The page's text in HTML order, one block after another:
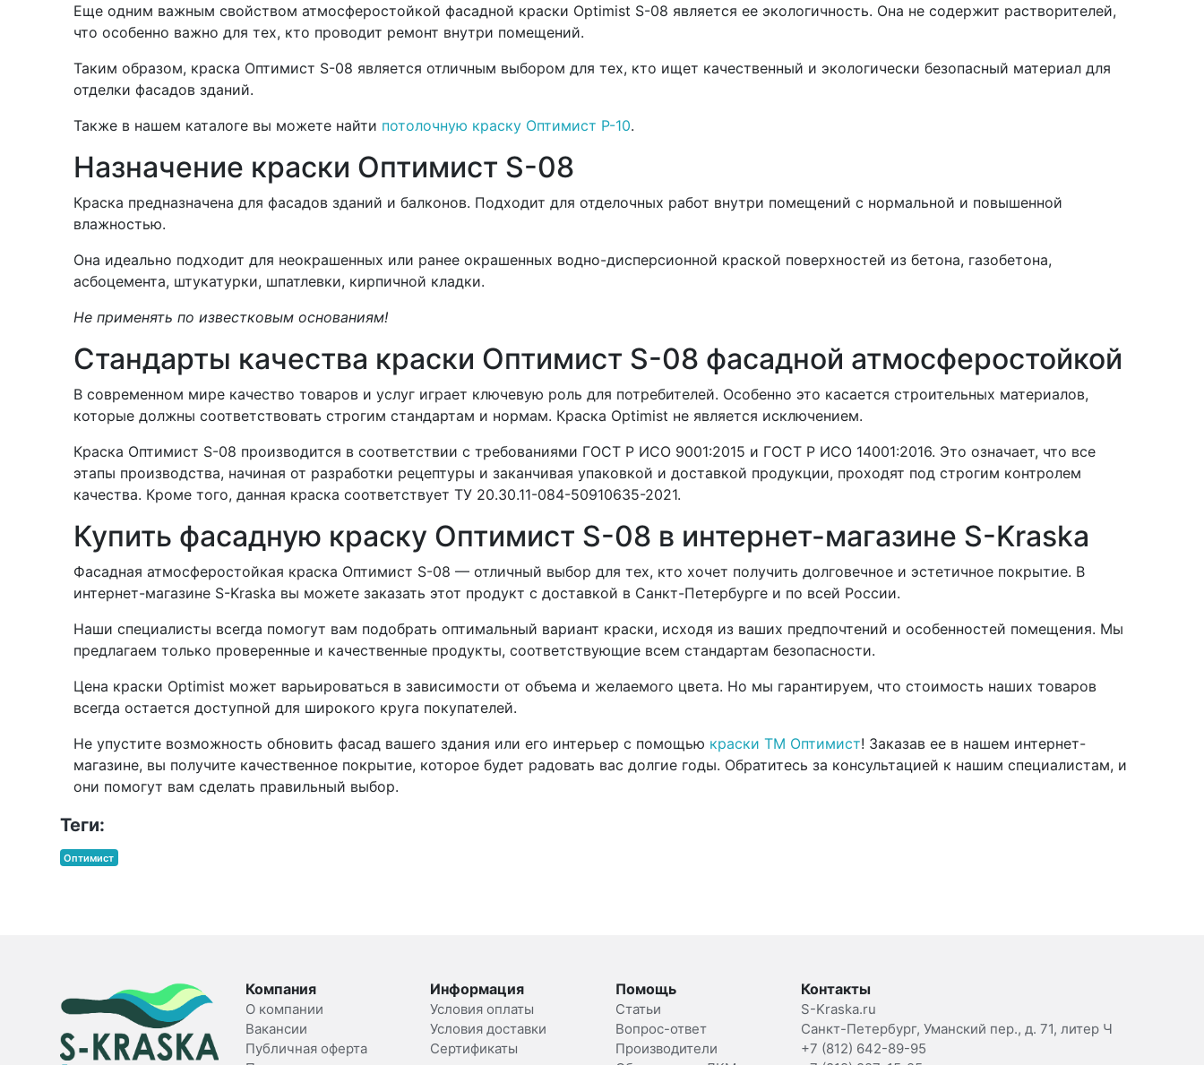
Еще одним важным свойством атмосферостойкой фасадной краски Optimist S-08 является ее экологичность. Она не содержит растворителей,
что особенно важно для тех, кто проводит ремонт внутри помещений.
Таким образом, краска Оптимист S-08 является отличным выбором для тех, кто ищет качественный и экологически безопасный материал для
отделки фасадов зданий.
Также в нашем каталоге вы можете найти потолочную краску Оптимист Р-10.
Назначение краски Оптимист S-08
Краска предназначена для фасадов зданий и балконов. Подходит для отделочных работ внутри помещений c нормальной и повышенной
влажностью.
Она идеально подходит для неокрашенных или ранее окрашенных водно-дисперсионной краской поверхностей из бетона, газобетона,
асбоцемента, штукатурки, шпатлевки, кирпичной кладки.
Не применять по известковым основаниям!
Стандарты качества краски Оптимист S-08 фасадной атмосферостойкой
В современном мире качество товаров и услуг играет ключевую роль для потребителей. Особенно это касается строительных материалов,
которые должны соответствовать строгим стандартам и нормам. Краска Optimist не является исключением.
Краска Оптимист S-08 производится в соответствии с требованиями ГОСТ Р ИСО 9001:2015 и ГОСТ Р ИСО 14001:2016. Это означает, что все
этапы производства, начиная от разработки рецептуры и заканчивая упаковкой и доставкой продукции, проходят под строгим контролем
качества. Кроме того, данная краска соответствует ТУ 20.30.11-084-50910635-2021.
Купить фасадную краску Оптимист S-08 в интернет-магазине S-Kraska
Фасадная атмосферостойкая краска Оптимист S-08 — отличный выбор для тех, кто хочет получить долговечное и эстетичное покрытие. В
интернет-магазине S-Kraska вы можете заказать этот продукт с доставкой в Санкт-Петербурге и по всей России.
Наши специалисты всегда помогут вам подобрать оптимальный вариант краски, исходя из ваших предпочтений и особенностей помещения. Мы
предлагаем только проверенные и качественные продукты, соответствующие всем стандартам безопасности.
Цена краски Optimist может варьироваться в зависимости от объема и желаемого цвета. Но мы гарантируем, что стоимость наших товаров
всегда остается доступной для широкого круга покупателей.
Не упустите возможность обновить фасад вашего здания или его интерьер с помощью краски ТМ Оптимист! Заказав ее в нашем интернет-
магазине, вы получите качественное покрытие, которое будет радовать вас долгие годы. Обратитесь за консультацией к нашим специалистам, и
они помогут вам сделать правильный выбор.
Теги:
Оптимист
Компания
О компании
Вакансии
Публичная оферта
Информация
Условия оплаты
Условия доставки
Сертификаты
Помощь
Статьи
Вопрос-ответ
Производители
Контакты
S-Kraska.ru
Санкт-Петербург, Уманский пер., д. 71, литер Ч
+7 (812) 642-89-95